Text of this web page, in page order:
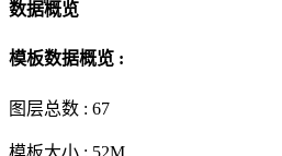
数据概览
模板数据概览 :
图层总数 : 67
模板大小 : 52M